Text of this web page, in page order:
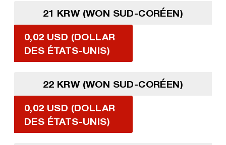
21 KRW (WON SUD-CORÉEN)
0,02 USD (DOLLAR
DES ÉTATS-UNIS)
22 KRW (WON SUD-CORÉEN)
0,02 USD (DOLLAR
DES ÉTATS-UNIS)